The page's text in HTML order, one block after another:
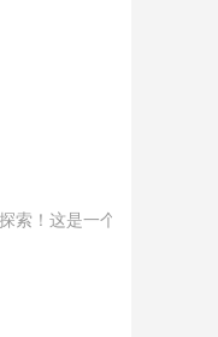
索！这是一个小提示字段。